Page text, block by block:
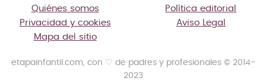
Quiénes somos
Política editorial
Privacidad y cookies
Aviso Legal
Mapa del sitio
etapainfantil.com, con ♡ de padres y profesionales © 2014-
2023